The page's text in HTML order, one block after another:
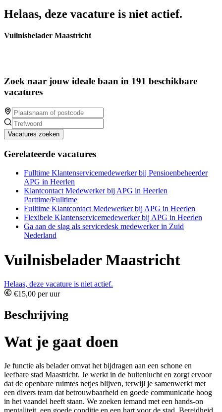
Helaas, deze vacature is niet actief.
Vuilnisbelader Maastricht
Zoek naar jouw ideale baan in 191 beschikbare
vacatures
Vacatures zoeken
Gerelateerde vacatures
Fulltime Klantenservicemedewerker bij Pensioenbeheerder
APG in Heerlen
Klantcontact Medewerker bij APG in Heerlen
Parttime/Fulltime
Fulltime Klantcontact Medewerker bij APG in Heerlen
Flexibele Klantenservicemedewerker bij APG in Heerlen
Ga aan de slag als servicedesk medewerker in Zuid
Nederland
Vuilnisbelader Maastricht
Helaas, deze vacature is niet actief.
€15,00 per uur
Beschrijving
Wat je gaat doen
Je functie als belader omvat het bijdragen aan een schone en
leefbare stad Maastricht. Je werkt in de buitenlucht en zorgt ervoor
dat de openbare ruimtes netjes blijven, terwijl je samenwerkt met
een divers team dat betrouwbaarheid en goede communicatie hoog
in het vaandel heeft staan. We zoeken iemand met een hands-on
mentaliteit, een goede conditie en een hart voor de stad. Bereidheid